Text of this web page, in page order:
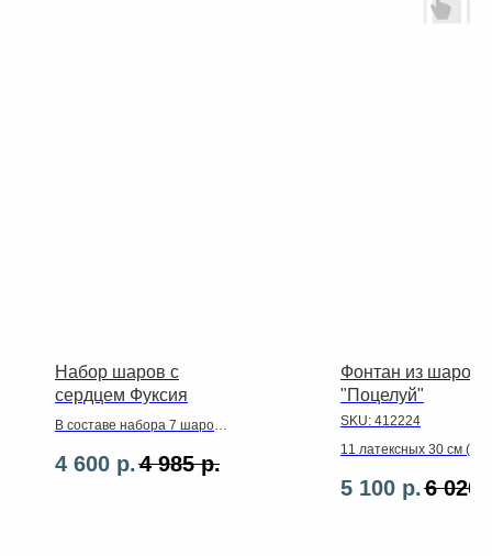
Набор шаров с
сердцем Фуксия
В составе набора 7 шаров
сердца ,сердце гигант
4 600 р.4 985 р.
Фонтан из шаров
"Поцелуй"
SKU: 412224
11 латексных 30 см (4
4 красно-белых агата),
5 100 р.6 020